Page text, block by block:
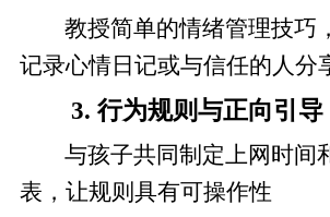
教授简单的情绪管理技巧
记录心情日记或与信任的人分
3. 行为规则与正向引导
与孩子共同制定上网时间
表，让规则具有可操作性